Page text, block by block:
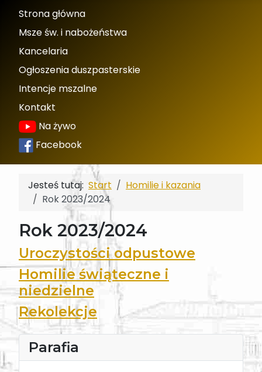
Strona główna
Msze św. i nabożeństwa
Kancelaria
Ogłoszenia duszpasterskie
Intencje mszalne
Kontakt
Na żywo
Facebook
Parafia
Jesteś tutaj: Start
Homilie i kazania
Rok 2023/2024
Rok 2023/2024
Uroczystości odpustowe
Homilie świąteczne i
niedzielne
Rekolekcje